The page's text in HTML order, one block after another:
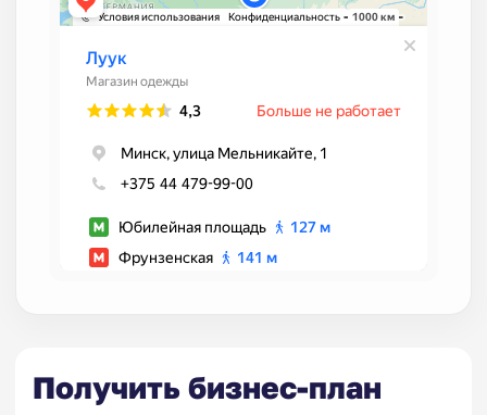
Получить бизнес-план